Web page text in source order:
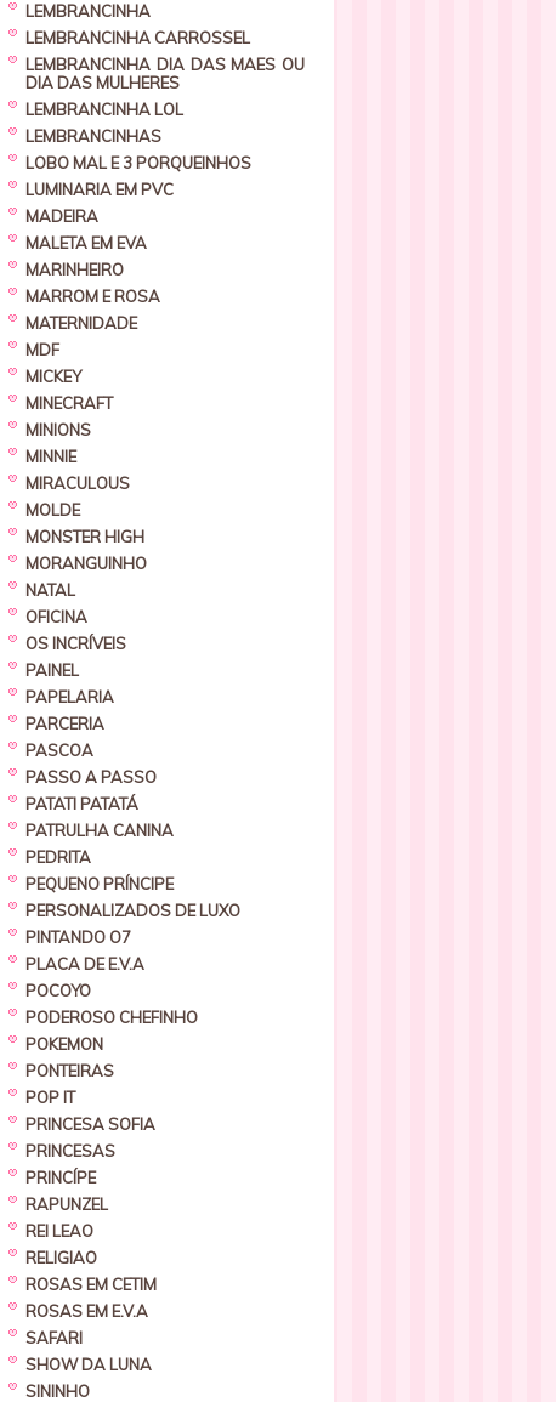
LEMBRANCINHA
LEMBRANCINHA CARROSSEL
LEMBRANCINHA DIA DAS MAES OU
DIA DAS MULHERES
LEMBRANCINHA LOL
LEMBRANCINHAS
LOBO MAL E 3 PORQUEINHOS
LUMINARIA EM PVC
MADEIRA
MALETA EM EVA
MARINHEIRO
MARROM E ROSA
MATERNIDADE
MDF
MICKEY
MINECRAFT
MINIONS
MINNIE
MIRACULOUS
MOLDE
MONSTER HIGH
MORANGUINHO
NATAL
OFICINA
OS INCRÍVEIS
PAINEL
PAPELARIA
PARCERIA
PASCOA
PASSO A PASSO
PATATI PATATÁ
PATRULHA CANINA
PEDRITA
PEQUENO PRÍNCIPE
PERSONALIZADOS DE LUXO
PINTANDO O7
PLACA DE E.V.A
POCOYO
PODEROSO CHEFINHO
POKEMON
PONTEIRAS
POP IT
PRINCESA SOFIA
PRINCESAS
PRINCÍPE
RAPUNZEL
REI LEAO
RELIGIAO
ROSAS EM CETIM
ROSAS EM E.V.A
SAFARI
SHOW DA LUNA
SININHO